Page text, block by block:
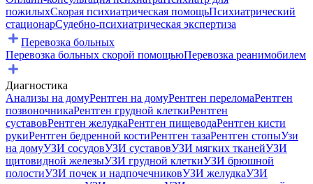
пожилыхСкорая психиатрическая помощьПсихиатрический
стационарСудебно-психиатрическая экспертиза
Перевозка больных
Перевозка больных скорой помощьюПеревозка реанимобилем
Диагностика
Анализы на домуРентген на домуРентген переломаРентген
позвоночникаРентген грудной клеткиРентген
суставовРентген желудкаРентген пищеводаРентген кисти
рукиРентген бедренной костиРентген тазаРентген стопыУзи
на домуУЗИ сосудовУЗИ суставовУЗИ мягких тканейУЗИ
щитовидной железыУЗИ грудной клеткиУЗИ брюшной
полостиУЗИ почек и надпочечниковУЗИ желудкаУЗИ